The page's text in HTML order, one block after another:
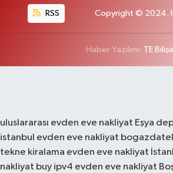
RSS Copyright © 2024.
Haber Yazılımı: TE
uluslararası evden eve nakliyat Eşya
istanbul evden eve nakliyat
tekne kiralama evden eve nakliyat
nakliyat buy ipv4 evden eve nakliyat